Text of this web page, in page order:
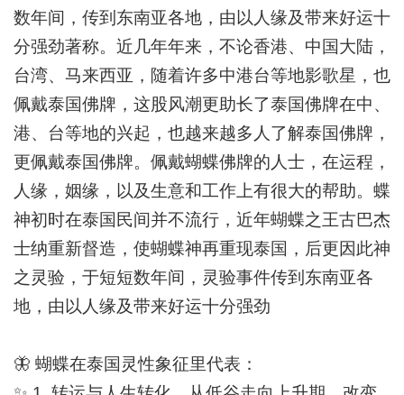
数年间，传到东南亚各地，由以人缘及带来好运十
分强劲著称。近几年年来，不论香港、中国大陆，
台湾、马来西亚，随着许多中港台等地影歌星，也
佩戴泰国佛牌，这股风潮更助长了泰国佛牌在中、
港、台等地的兴起，也越来越多人了解泰国佛牌，
更佩戴泰国佛牌。佩戴蝴蝶佛牌的人士，在运程，
人缘，姻缘，以及生意和工作上有很大的帮助。蝶
神初时在泰国民间并不流行，近年蝴蝶之王古巴杰
士纳重新督造，使蝴蝶神再重现泰国，后更因此神
之灵验，于短短数年间，灵验事件传到东南亚各
地，由以人缘及带来好运十分强劲
🦋 蝴蝶在泰国灵性象征里代表：